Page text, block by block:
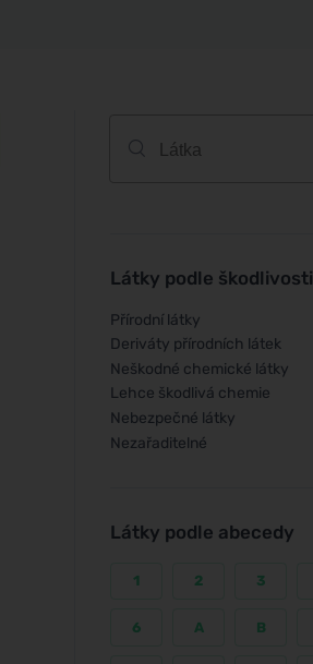
Látky podle škodlivosti
Přírodní látky
Deriváty přírodních látek
Neškodné chemické látky
Lehce škodlivá chemie
Nebezpečné látky
Nezařaditelné
Látky podle abecedy
1 2 3
6 A B